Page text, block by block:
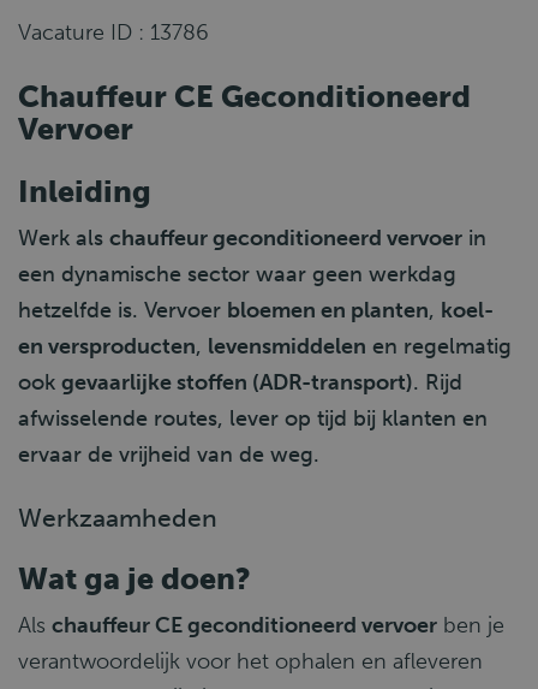
Vacature ID : 13786
Chauffeur CE Geconditioneerd
Vervoer
Inleiding
Werk als chauffeur geconditioneerd vervoer in
een dynamische sector waar geen werkdag
hetzelfde is. Vervoer bloemen en planten, koel-
en versproducten, levensmiddelen en regelmatig
ook gevaarlijke stoffen (ADR-transport). Rijd
afwisselende routes, lever op tijd bij klanten en
ervaar de vrijheid van de weg.
Werkzaamheden
Wat ga je doen?
Als chauffeur CE geconditioneerd vervoer ben je
verantwoordelijk voor het ophalen en afleveren